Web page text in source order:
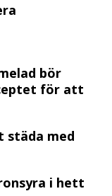
bör
för att
städa med
i hett